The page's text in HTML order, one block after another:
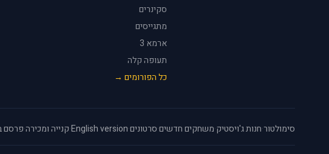
סקינרים
מתגייסים
ארמא 3
תעופה קלה
כל הפורומים →
סימולטור·חנות ג'ויסטיק·משחקים חדשים·סרטונים·
English version
·קנייה ומכירה·פרסם